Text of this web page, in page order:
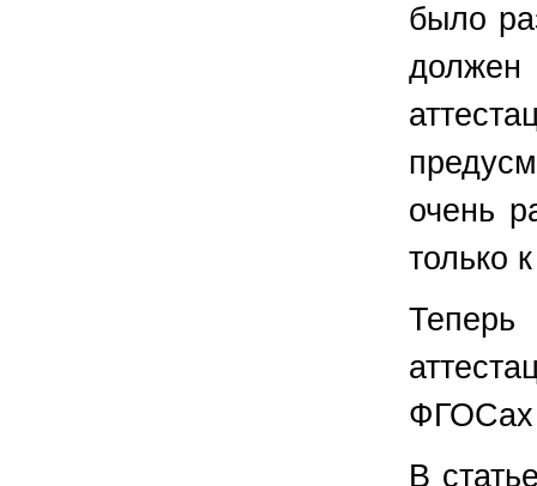
было
очень
только
В